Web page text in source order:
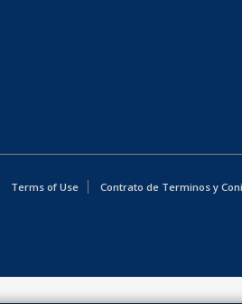
Terms of Use
Contrato de Terminos y